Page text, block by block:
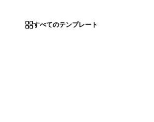
すべてのテンプレート